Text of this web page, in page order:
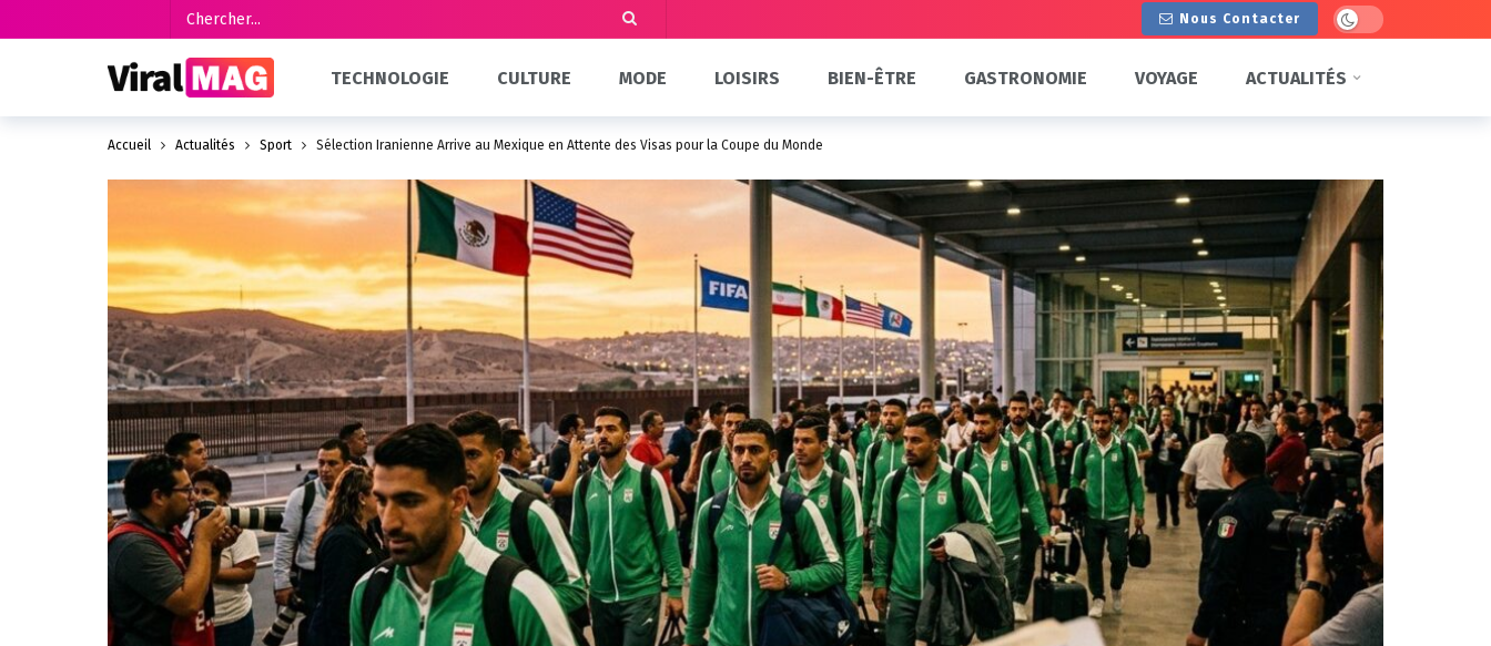
Nous Contacter Dark mode
TECHNOLOGIE CULTURE MODE LOISIRS BIEN-ÊTRE GASTRONOMIE VOYAGE ACTUALITÉS
Accueil Actualités Sport Sélection Iranienne Arrive au Mexique en Attente des Visas pour la Coupe du Monde